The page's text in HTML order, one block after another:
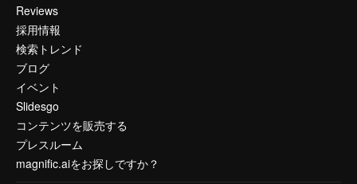
Reviews
採用情報
検索トレンド
ブログ
イベント
Slidesgo
コンテンツを販売する
プレスルーム
magnific.aiをお探しですか？